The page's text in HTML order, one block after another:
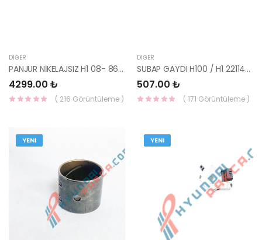
DIĞER
PANJUR NİKELAJSIZ H1 08- 86560-4H010-YS
4299.00 ₺
( 216 Görüntüleme )
DIĞER
SUBAP GAYDI H100 / H1 22114-42000-SUPAR
507.00 ₺
( 171 Görüntüleme )
YENI YENI